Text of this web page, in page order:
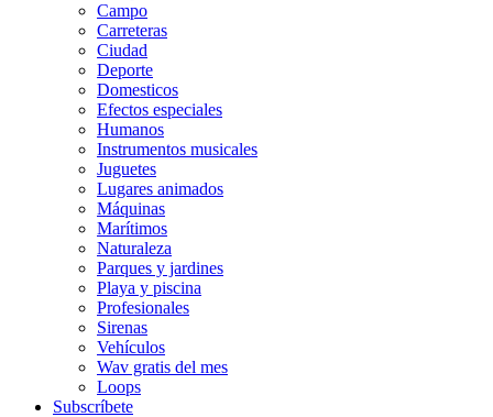
Campo
Carreteras
Ciudad
Deporte
Domesticos
Efectos especiales
Humanos
Instrumentos musicales
Juguetes
Lugares animados
Máquinas
Marítimos
Naturaleza
Parques y jardines
Playa y piscina
Profesionales
Sirenas
Vehículos
Wav gratis del mes
Loops
Subscríbete